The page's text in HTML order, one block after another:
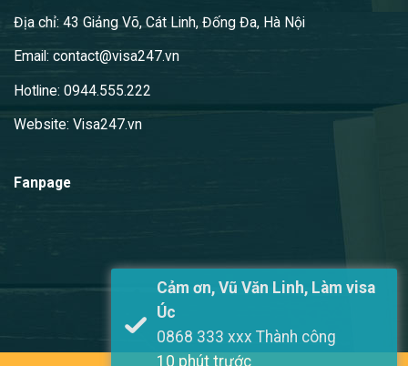
Địa chỉ: 43 Giảng Võ, Cát Linh, Đống Đa, Hà Nội
Email: contact@visa247.vn
Hotline: 0944.555.222
Website: Visa247.vn
Fanpage